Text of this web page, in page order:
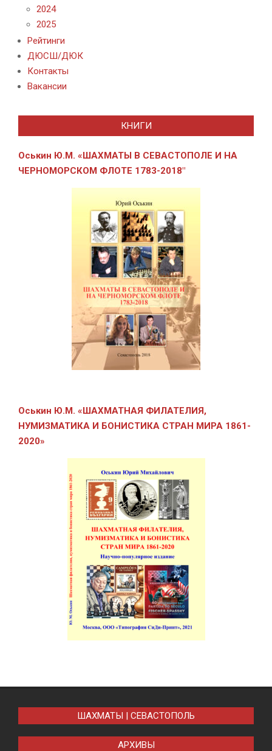
2024
2025
Рейтинги
ДЮСШ/ДЮК
Контакты
Вакансии
КНИГИ
Оськин Ю.М. «ШАХМАТЫ В СЕВАСТОПОЛЕ И НА
ЧЕРНОМОРСКОМ ФЛОТЕ 1783-2018″
Оськин Ю.М. «ШАХМАТНАЯ ФИЛАТЕЛИЯ,
НУМИЗМАТИКА И БОНИСТИКА СТРАН МИРА 1861-
2020»
ШАХМАТЫ | СЕВАСТОПОЛЬ
АРХИВЫ